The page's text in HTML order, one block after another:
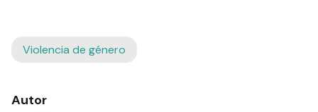
Violencia de género
Autor